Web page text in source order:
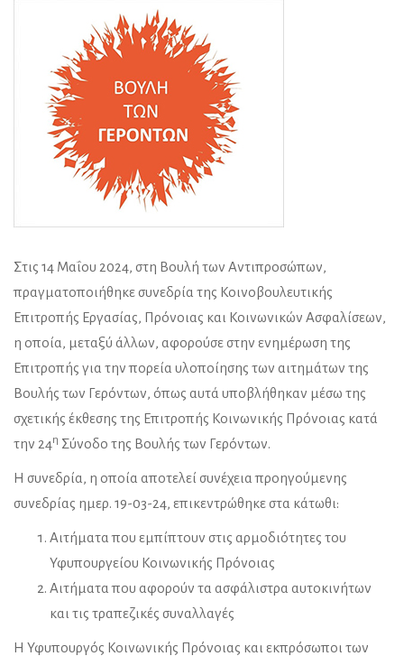
Στις 14 Μαΐου 2024, στη Βουλή των Αντιπροσώπων,
πραγματοποιήθηκε συνεδρία της Κοινοβουλευτικής
Επιτροπής Εργασίας, Πρόνοιας και Κοινωνικών Ασφαλίσεων,
η οποία, μεταξύ άλλων, αφορούσε στην ενημέρωση της
Επιτροπής για την πορεία υλοποίησης των αιτημάτων της
Βουλής των Γερόντων, όπως αυτά υποβλήθηκαν μέσω της
σχετικής έκθεσης της Επιτροπής Κοινωνικής Πρόνοιας κατά
την 24η Σύνοδο της Βουλής των Γερόντων.
Η συνεδρία, η οποία αποτελεί συνέχεια προηγούμενης
συνεδρίας ημερ. 19-03-24, επικεντρώθηκε στα κάτωθι:
Αιτήματα που εμπίπτουν στις αρμοδιότητες του
Υφυπουργείου Κοινωνικής Πρόνοιας
Αιτήματα που αφορούν τα ασφάλιστρα αυτοκινήτων
και τις τραπεζικές συναλλαγές
Η Υφυπουργός Κοινωνικής Πρόνοιας και εκπρόσωποι των